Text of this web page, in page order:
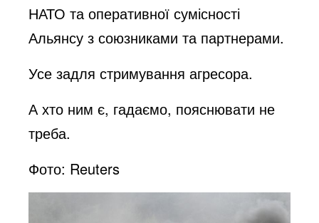
НАТО та оперативної сумісності
Альянсу з союзниками та партнерами.
Усе задля стримування агресора.
А хто ним є, гадаємо, пояснювати не
треба.
Фото: Reuters